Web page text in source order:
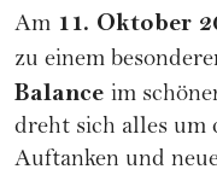
Am 11. Oktober
zu einem
Balance im
dreht sich alles um
Auftanken und